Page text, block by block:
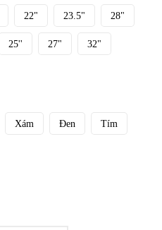
22" 23.5" 28"
25'' 27" 32"
Xám Đen Tím